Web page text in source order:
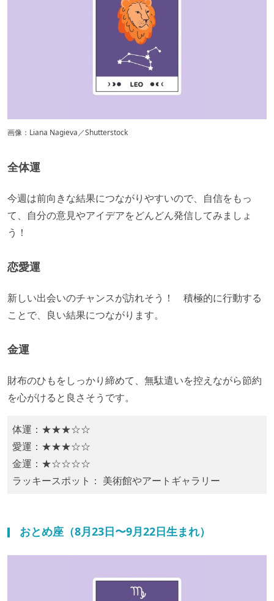
画像：Liana Nagieva／Shutterstock
全体運
今週は前向きな結果につながりやすいので、自信をもっ
て、自分の意見やアイデアをどんどん発信してみましょ
う！
恋愛運
新しい出会いのチャンスが訪れそう！ 積極的に行動する
ことで、良い結果につながります。
金運
財布のひもをしっかり締めて、無駄遣いを控えながら節約
を心がけると良さそうです。
体運：★★★☆☆
愛運：★★★☆☆
金運：★☆☆☆☆
ラッキースポット： 美術館やアートギャラリー
おとめ座（8月23日〜9月22日生まれ）